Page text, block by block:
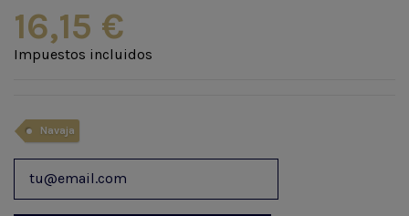
16,15 €
Impuestos incluidos
Navaja